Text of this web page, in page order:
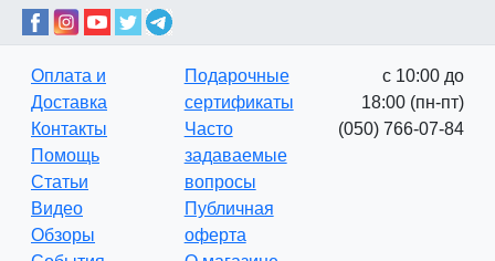
Оплата и
Доставка
Контакты
Помощь
Статьи
Видео
Обзоры
Подарочные
сертификаты
Часто
задаваемые
вопросы
Публичная
оферта
с 10:00 до
18:00 (пн-пт)
(050) 766-07-84